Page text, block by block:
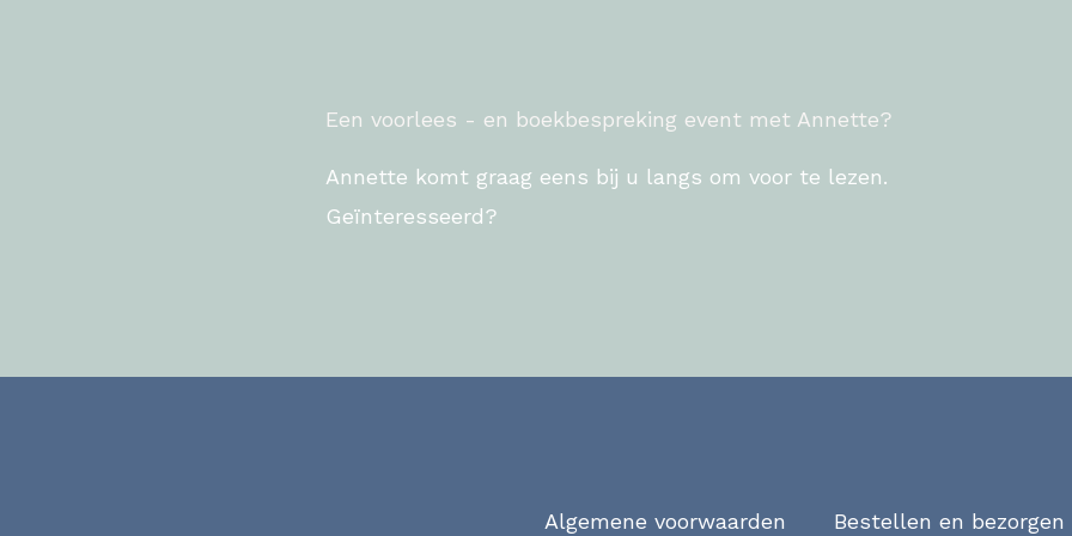
Een voorlees - en boekbespreking event met Annette?
Annette komt graag eens bij u langs om voor te lezen.
Geïnteresseerd?
Algemene voorwaarden
Bestellen en bezorgen